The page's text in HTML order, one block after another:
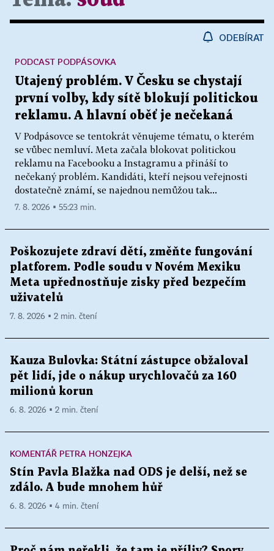
ODEBÍRAT
Utajený problém. V Česku se chystají
první volby, kdy sítě blokují politickou
reklamu. A hlavní oběť je nečekaná
V Podpásovce se tentokrát věnujeme tématu, o kterém
se vůbec nemluví. Meta začala blokovat politickou
reklamu na Facebooku a Instagramu a přináší to
nečekaný problém. Kandidáti, kteří nejsou veřejnosti
dostatečně známí, se najednou nemůžou tak...
PODCAST PODPÁSOVKA
7. 8. 2026 ▪ 55:23 min.
Poškozujete zdraví dětí, změňte fungování
platforem. Podle soudu v Novém Mexiku
Meta upřednostňuje zisky před bezpečím
uživatelů
7. 8. 2026 ▪ 2 min. čtení
Kauza Bulovka: Státní zástupce obžaloval
pět lidí, jde o nákup urychlovačů za 160
milionů korun
6. 8. 2026 ▪ 2 min. čtení
KOMENTÁŘ PETRA HONZEJKA
Stín Pavla Blažka nad ODS je delší, než se
zdálo. A bude mnohem hůř
6. 8. 2026 ▪ 4 min. čtení